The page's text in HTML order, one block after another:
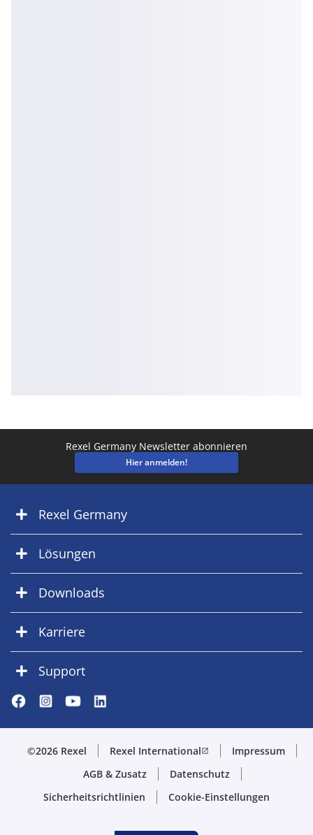
Rexel Germany Newsletter abonnieren
Hier anmelden!
Rexel Germany
Lösungen
Downloads
Karriere
Support
©2026 Rexel Rexel Internationalopen_in_new
Impressum
AGB & Zusatz
Datenschutz
Sicherheitsrichtlinien
Cookie-Einstellungen